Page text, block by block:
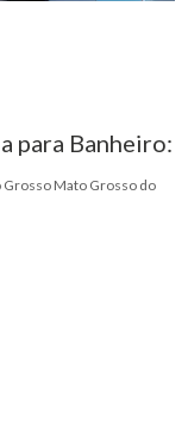
para Banheiro:
Grosso Mato Grosso do